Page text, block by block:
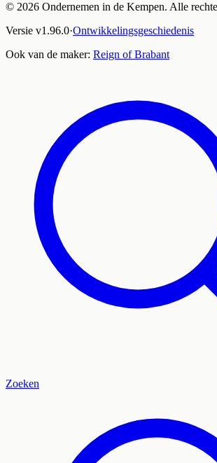
© 2026 Ondernemen in de Kempen. Alle
Versie v1.96.0·Ontwikkelingsgeschiedenis
Ook van de maker: Reign of Brabant
Zoeken